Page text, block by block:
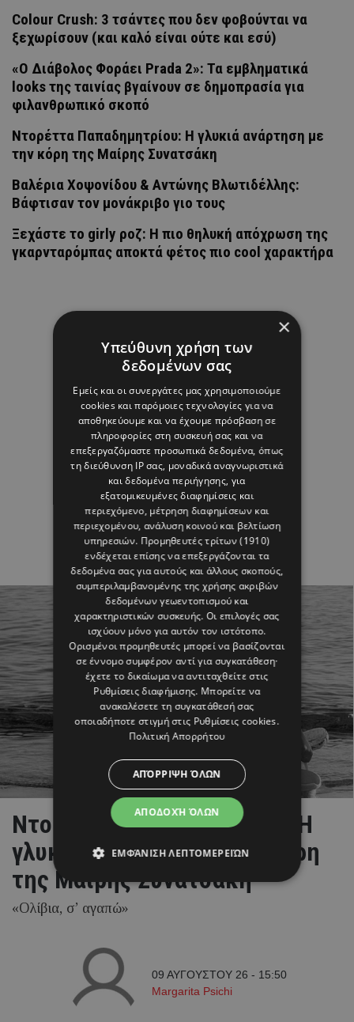
Colour Crush: 3 τσάντες που δεν φοβούνται να
ξεχωρίσουν (και καλό είναι ούτε και εσύ)
«Ο Διάβολος Φοράει Prada 2»: Τα εμβληματικά
looks της ταινίας βγαίνουν σε δημοπρασία για
φιλανθρωπικό σκοπό
Ντορέττα Παπαδημητρίου: Η γλυκιά ανάρτηση με
την κόρη της Μαίρης Συνατσάκη
Βαλέρια Χοψονίδου & Αντώνης Βλωτιδέλλης:
Βάφτισαν τον μονάκριβο γιο τους
Ξεχάστε το girly ροζ: Η πιο θηλυκή απόχρωση της
γκαρνταρόμπας αποκτά φέτος πιο cool χαρακτήρα
Ντορέττα Παπαδημητρίου: Η
γλυκιά ανάρτηση με την κόρη
της Μαίρης Συνατσάκη
«Ολίβια, σ’ αγαπώ»
09 ΑΥΓΟΥΣΤΟΥ 26 - 15:50
Margarita Psichi
×
Υπεύθυνη χρήση των
δεδομένων σας
Εμείς και οι συνεργάτες μας χρησιμοποιούμε
cookies και παρόμοιες τεχνολογίες για να
αποθηκεύουμε και να έχουμε πρόσβαση σε
πληροφορίες στη συσκευή σας και να
επεξεργαζόμαστε προσωπικά δεδομένα, όπως
τη διεύθυνση IP σας, μοναδικά αναγνωριστικά
και δεδομένα περιήγησης, για
εξατομικευμένες διαφημίσεις και
περιεχόμενο, μέτρηση διαφημίσεων και
περιεχομένου, ανάλυση κοινού και βελτίωση
υπηρεσιών. Προμηθευτές τρίτων (1910)
ενδέχεται επίσης να επεξεργάζονται τα
δεδομένα σας για αυτούς και άλλους σκοπούς,
συμπεριλαμβανομένης της χρήσης ακριβών
δεδομένων γεωεντοπισμού και
χαρακτηριστικών συσκευής. Οι επιλογές σας
ισχύουν μόνο για αυτόν τον ιστότοπο.
Ορισμένοι προμηθευτές μπορεί να βασίζονται
σε έννομο συμφέρον αντί για συγκατάθεση·
έχετε το δικαίωμα να αντιταχθείτε στις
Ρυθμίσεις διαφήμισης. Μπορείτε να
ανακαλέσετε τη συγκατάθεσή σας
οποιαδήποτε στιγμή στις Ρυθμίσεις cookies.
Πολιτική Απορρήτου
ΑΠΟΔΟΧΉ ΌΛΩΝ
ΑΠΌΡΡΙΨΗ ΌΛΩΝ
ΕΜΦΆΝΙΣΗ ΛΕΠΤΟΜΕΡΕΙΏΝ